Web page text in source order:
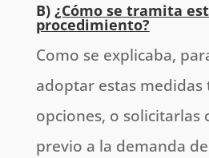
B) ¿Cómo se tramita
procedimiento?
Como se explicaba,
adoptar estas medidas
opciones, o solicitarlas
previo a la demanda